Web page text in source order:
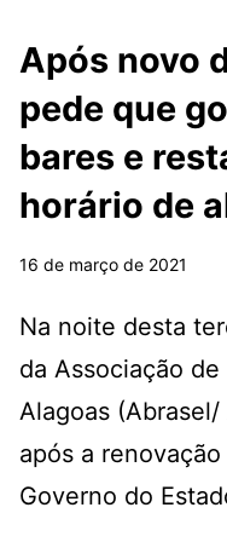
Após novo
pede que
bares e
horário de
16 de março de 2021
Na noite desta
da Associação
Alagoas
após a
Governo do